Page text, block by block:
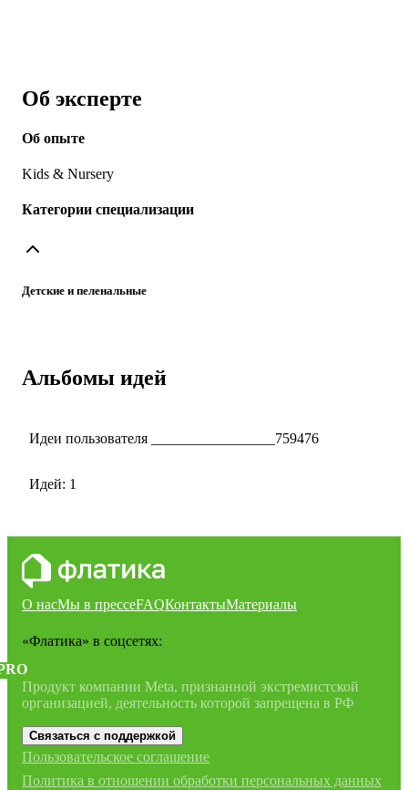
Об эксперте
Об опыте
Kids & Nursery
Категории специализации
Детские и пеленальные
Альбомы идей
Идеи пользователя _________________759476
Идей: 1
О насМы в прессеFAQКонтактыМатериалы
«Флатика» в соцсетях:
Продукт компании Meta, признанной экстремистской
организацией, деятельность которой запрещена в РФ
Связаться с поддержкой
Пользовательское соглашение
Политика в отношении обработки персональных данных